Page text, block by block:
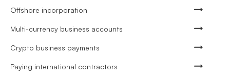
Offshore incorporation
Multi-currency business accounts
Crypto business payments
Paying international contractors